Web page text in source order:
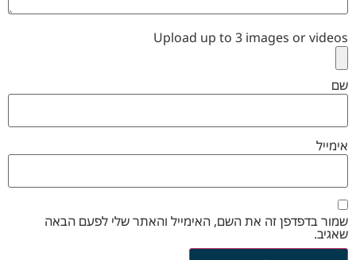
Upload up to 3 images or videos
שם
אימייל
שמור בדפדפן זה את השם, האימייל והאתר שלי לפעם הבאה
שאגיב.